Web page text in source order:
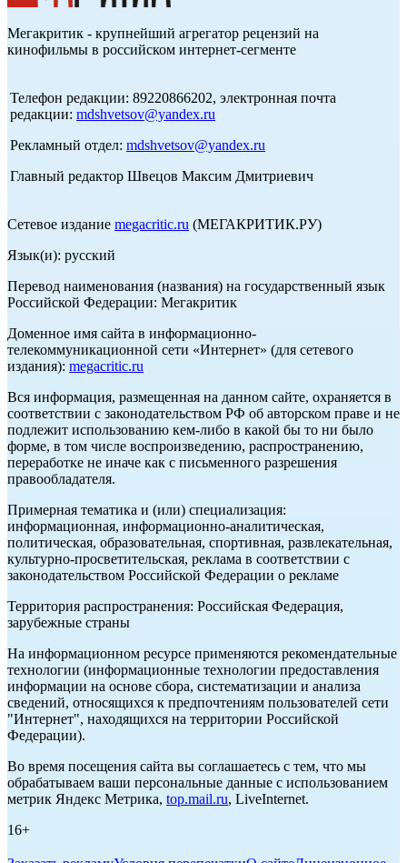
Мегакритик - крупнейший агрегатор рецензий на
кинофильмы в российском интернет-сегменте
Телефон редакции: 89220866202, электронная почта
редакции: mdshvetsov@yandex.ru
Рекламный отдел: mdshvetsov@yandex.ru
Главный редактор Швецов Максим Дмитриевич
Сетевое издание megacritic.ru (МЕГАКРИТИК.РУ)
Язык(и): русский
Перевод наименования (названия) на государственный язык
Российской Федерации: Мегакритик
Доменное имя сайта в информационно-
телекоммуникационной сети «Интернет» (для сетевого
издания): megacritic.ru
Вся информация, размещенная на данном сайте, охраняется в
соответствии с законодательством РФ об авторском праве и не
подлежит использованию кем-либо в какой бы то ни было
форме, в том числе воспроизведению, распространению,
переработке не иначе как с письменного разрешения
правообладателя.
Примерная тематика и (или) специализация:
информационная, информационно-аналитическая,
политическая, образовательная, спортивная, развлекательная,
культурно-просветительская, реклама в соответствии с
законодательством Российской Федерации о рекламе
Территория распространения: Российская Федерация,
зарубежные страны
На информационном ресурсе применяются рекомендательные
технологии (информационные технологии предоставления
информации на основе сбора, систематизации и анализа
сведений, относящихся к предпочтениям пользователей сети
"Интернет", находящихся на территории Российской
Федерации).
Во время посещения сайта вы соглашаетесь с тем, что мы
обрабатываем ваши персональные данные с использованием
метрик Яндекс Метрика, top.mail.ru, LiveInternet.
16+